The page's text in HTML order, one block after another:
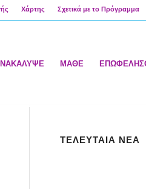
Χάρτης Σχετικά με το Πρόγραμμα
ΜΑΘΕ
ΤΕΛΕΥΤΑΙΑ ΝΕΑ